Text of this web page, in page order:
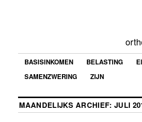
BASISINKOMEN BELASTING
SAMENZWERING
ZIJN
MAANDELIJKS ARCHIEF:JULI